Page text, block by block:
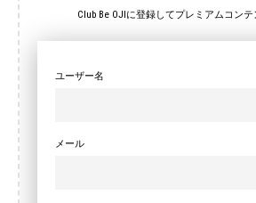
Club Be OJIに登録してプレミアムコン
ユーザー名
メール